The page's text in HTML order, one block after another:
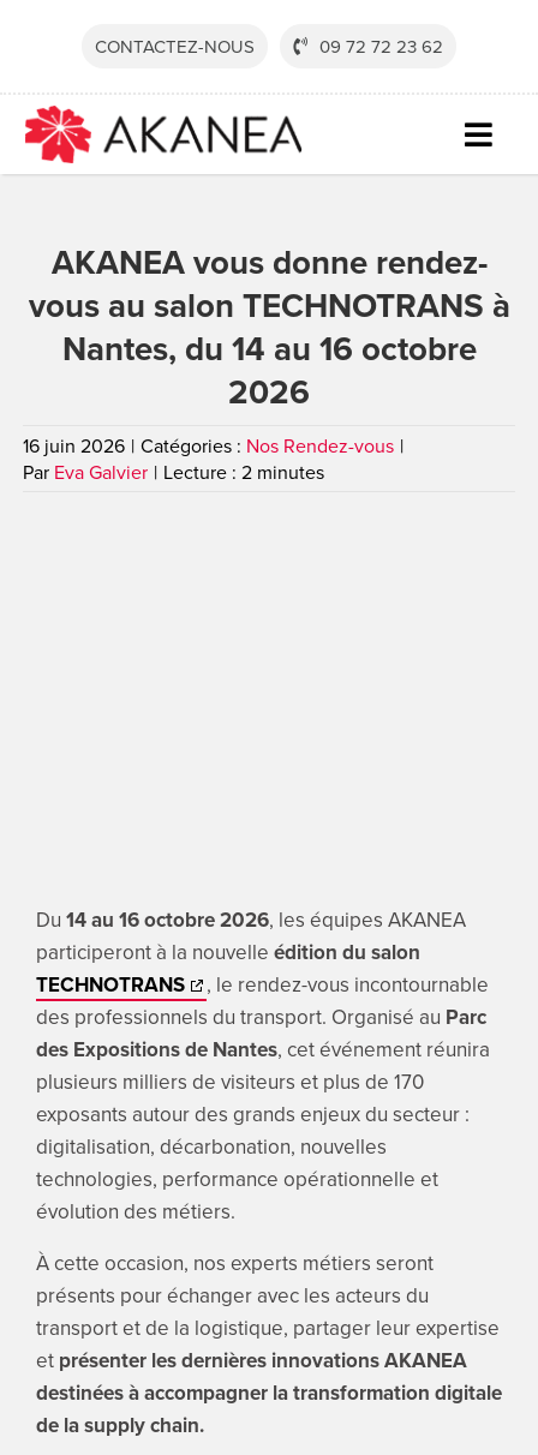
CONTACTEZ-NOUS 09 72 72 23 62
AKANEA vous donne rendez-
vous au salon TECHNOTRANS à
Nantes, du 14 au 16 octobre
2026
16 juin 2026 | Catégories : Nos Rendez-vous |
Par Eva Galvier | Lecture : 2 minutes
Du 14 au 16 octobre 2026, les équipes AKANEA
participeront à la nouvelle édition du salon
TECHNOTRANS
, le rendez-vous incontournable
des professionnels du transport. Organisé au Parc
des Expositions de Nantes, cet événement réunira
plusieurs milliers de visiteurs et plus de 170
exposants autour des grands enjeux du secteur :
digitalisation, décarbonation, nouvelles
technologies, performance opérationnelle et
évolution des métiers.
À cette occasion, nos experts métiers seront
présents pour échanger avec les acteurs du
transport et de la logistique, partager leur expertise
et présenter les dernières innovations AKANEA
destinées à accompagner la transformation digitale
de la supply chain.